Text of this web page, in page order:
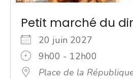
Petit marché du
20 juin 2027
9h00 - 12h00
Place de la